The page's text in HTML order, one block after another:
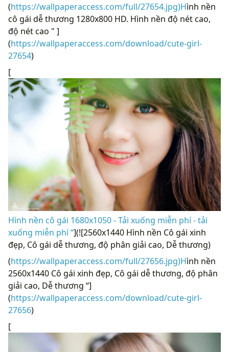
(https://wallpaperaccess.com/full/27654.jpg)Hình nền
cô gái dễ thương 1280x800 HD. Hình nền độ nét cao,
độ nét cao " ]
(https://wallpaperaccess.com/download/cute-girl-
27654)
[
Hình nền cô gái 1680x1050 - Tải xuống miễn phí - tải
xuống miễn phí “](![2560x1440 Hình nền Cô gái xinh
đẹp, Cô gái dễ thương, độ phân giải cao, Dễ thương)
(https://wallpaperaccess.com/full/27656.jpg)Hình nền
2560x1440 Cô gái xinh đẹp, Cô gái dễ thương, độ phân
giải cao, Dễ thương “]
(https://wallpaperaccess.com/download/cute-girl-
27656)
[